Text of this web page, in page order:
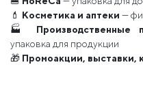
💄 Косметика и аптеки —
🏭 Производственные
упаковка для продукции
🎁 Промоакции, выставки,